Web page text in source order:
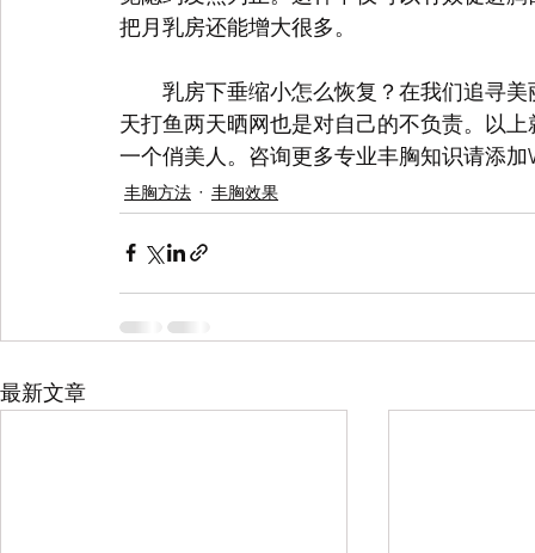
把月乳房还能增大很多。
乳房下垂缩小怎么恢复？在我们追寻美
天打鱼两天晒网也是对自己的不负责。以上
一个俏美人。咨询更多专业丰胸知识请添加
丰胸方法 丰胸效果
最新文章